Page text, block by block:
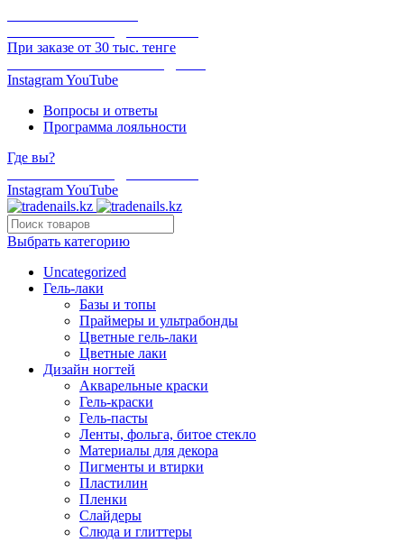
При заказе от 30 тыс. тенге
InstagramYouTube
Вопросы и ответы
Программа лояльности
Где вы?
InstagramYouTube
Выбрать категорию
Uncategorized
Гель-лаки
Базы и топы
Праймеры и ультрабонды
Цветные гель-лаки
Цветные лаки
Дизайн ногтей
Акварельные краски
Гель-краски
Гель-пасты
Ленты, фольга, битое стекло
Материалы для декора
Пигменты и втирки
Пластилин
Пленки
Слайдеры
Слюда и глиттеры